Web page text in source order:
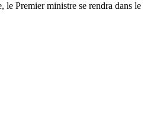
le Premier ministre se rendra dans le